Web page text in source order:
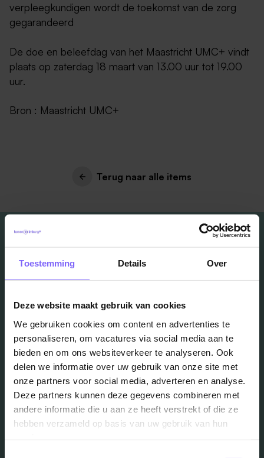
Toestemming Details Over
Deze website maakt gebruik van cookies
We gebruiken cookies om content en advertenties te
personaliseren, om vacatures via social media aan te
bieden en om ons websiteverkeer te analyseren. Ook
delen we informatie over uw gebruik van onze site met
onze partners voor social media, adverteren en analyse.
Deze partners kunnen deze gegevens combineren met
andere informatie die u aan ze heeft verstrekt of die ze
hebben verzameld op basis van uw gebruik van hun
verpleegkundigen wordt de toekomst van de zorg
gegarandeerd
De doe en beleefdag van het Maastricht UMC+ vindt
plaats op zaterdag 18 maart van 13.00 uur tot 19.00
uur.
Bron : Maastricht UMC+
Terug naar alle items
Vacatures
in je mailbox?
Schrijf je in en we houden je op de hoogte
Job Alert instellen